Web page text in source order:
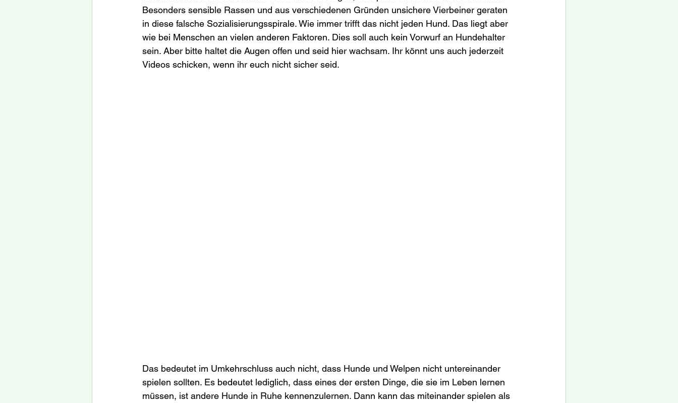
Besonders sensible Rassen und aus verschiedenen Gründen unsichere Vierbeiner geraten
in diese falsche Sozialisierungsspirale. Wie immer trifft das nicht jeden Hund. Das liegt aber
wie bei Menschen an vielen anderen Faktoren. Dies soll auch kein Vorwurf an Hundehalter
sein. Aber bitte haltet die Augen offen und seid hier wachsam. Ihr könnt uns auch jederzeit
Videos schicken, wenn ihr euch nicht sicher seid.
Das bedeutet im Umkehrschluss auch nicht, dass Hunde und Welpen nicht untereinander
spielen sollten. Es bedeutet lediglich, dass eines der ersten Dinge, die sie im Leben lernen
müssen, ist andere Hunde in Ruhe kennenzulernen. Dann kann das miteinander spielen als